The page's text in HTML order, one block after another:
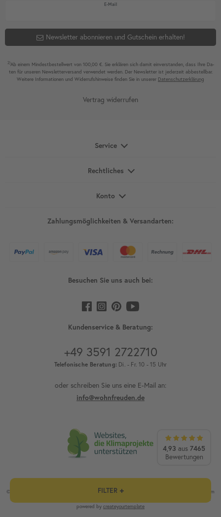
4,93 aus 7465
Bewertungen
FILTER
E-MailNewsletter Honig
Newsletter abonnieren und Gutschein erhalten!
2)Ab einem Mindest­bestell­wert von 100,00 €. Sie erklären sich damit ein­ver­standen, dass Ihre Da­
ten für unseren News­letter­versand ver­wen­det werden. Der News­letter ist jeder­zeit ab­bestel­lbar.
Weitere Infor­mationen und Wider­rufshin­weise finden Sie in unserer Daten­schutz­erklärung
Vertrag widerrufen
Service
Rechtliches
Konto
Zahlungsmöglichkeiten & Versandarten:
Besuchen Sie uns auch bei:
Kundenservice & Beratung:
+49 3591 2722710
Telefonische Beratung: Di. - Fr. 10 - 15 Uhr
oder schreiben Sie uns eine E-Mail an:
info@wohnfreuden.de
© wohnfreuden.de - cytsale GmbH & Co. KG / 1) Außer Vorkasse und Speditionsware. 2) Ab einem
Mindesteinkaufswert von 100 €. Alle Preise inklusive Mehrwertsteuer / Alle Rechte vorbehalten.
powered by createyourtemplate